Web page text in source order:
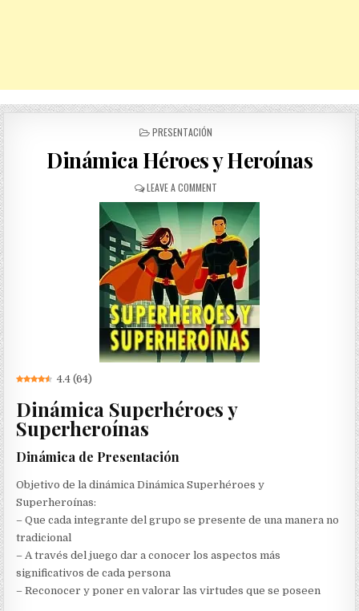
POSTED
PRESENTACIÓN
Dinámica Héroes y Heroínas
LEAVE A COMMENTON
DINÁMICA
HÉROES
Y
HEROÍNAS
4.4 (64)
Dinámica Superhéroes y
Superheroínas
Dinámica de Presentación
Objetivo de la dinámica Dinámica Superhéroes y
Superheroínas:
– Que cada integrante del grupo se presente de una manera no
tradicional
– A través del juego dar a conocer los aspectos más
significativos de cada persona
– Reconocer y poner en valorar las virtudes que se poseen